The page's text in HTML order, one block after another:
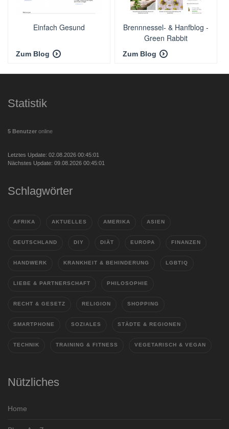
Einfach Gesund
Zum Blog
Brennnessel- & Hanfblog -
Green Rabbit
Zum Blog
Statistik
5 Benutzer online
Letztes Update: 02.08.2026 00:45:01
Nächstes Update: 09.08.2026 00:45:01
Schlagwörter
AFRIKA AKTUELLES AMERIKA ASIEN
DEUTSCHLAND DIY DIÄT EUROPA FINANZEN
HANDWERK KRANKHEIT & BEHINDERUNG LGBTIQ
LIEBE & PARTNERSCHAFT PHILOSOPHIE
RECHT & GESETZ RELIGION SHOPPING
SMARTPHONE SOZIALES STÄDTE & REGIONEN
TECHNIK TRAINING & FITNESS VEGETARISCH & VEGAN
Nützliches
Home